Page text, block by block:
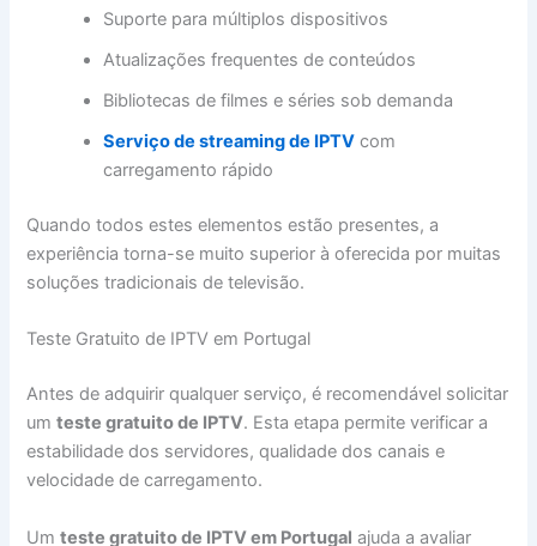
Suporte para múltiplos dispositivos
Atualizações frequentes de conteúdos
Bibliotecas de filmes e séries sob demanda
Serviço de streaming de IPTV com
carregamento rápido
Quando todos estes elementos estão presentes, a
experiência torna-se muito superior à oferecida por muitas
soluções tradicionais de televisão.
Teste Gratuito de IPTV em Portugal
Antes de adquirir qualquer serviço, é recomendável solicitar
umteste gratuito de IPTV. Esta etapa permite verificar a
estabilidade dos servidores, qualidade dos canais e
velocidade de carregamento.
Umteste gratuito de IPTV em Portugal ajuda a avaliar